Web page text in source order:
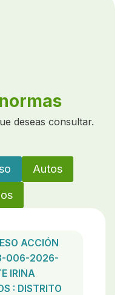
deseas consultar.
Autos
ACCIÓN
006-2026-
IRINA
: DISTRITO